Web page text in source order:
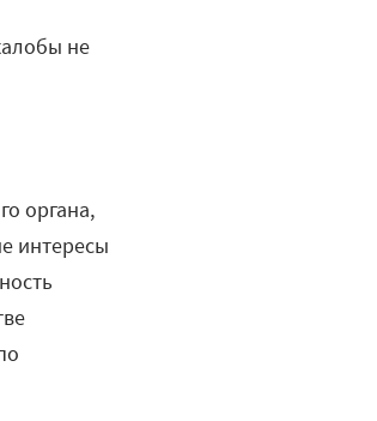
не
органа,
интересы